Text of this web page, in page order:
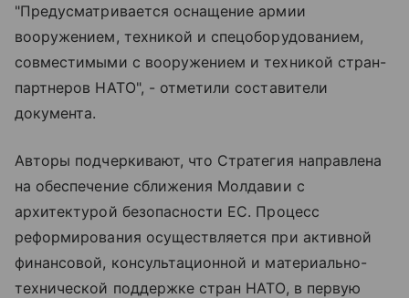
"Предусматривается оснащение армии
вооружением, техникой и спецоборудованием,
совместимыми с вооружением и техникой стран-
партнеров НАТО", - отметили составители
документа.
Авторы подчеркивают, что Стратегия направлена
на обеспечение сближения Молдавии с
архитектурой безопасности ЕС. Процесс
реформирования осуществляется при активной
финансовой, консультационной и материально-
технической поддержке стран НАТО, в первую